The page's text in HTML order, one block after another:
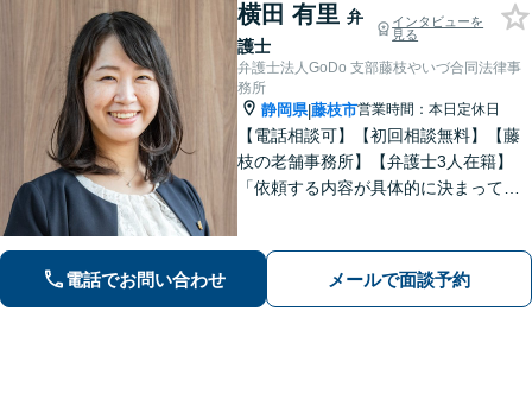
横田 有里 弁
護士
インタビューを
見る
弁護士法人GoDo 支部藤枝やいづ合同法律事
務所
静岡県|藤枝市営業時間：本日定休日
【電話相談可】【初回相談無料】【藤
枝の老舗事務所】【弁護士3人在籍】
「依頼する内容が具体的に決まってい
い。相続遺言、離婚問題、交通事故、
借金問題、債権回収など【夜間休日応
電話でお問い合わせ メールで面談予約